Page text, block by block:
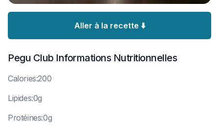
Aller à la recette ⬇️
Pegu Club Informations Nutritionnelles
Calories:200
Lipides:0g
Protéines:0g